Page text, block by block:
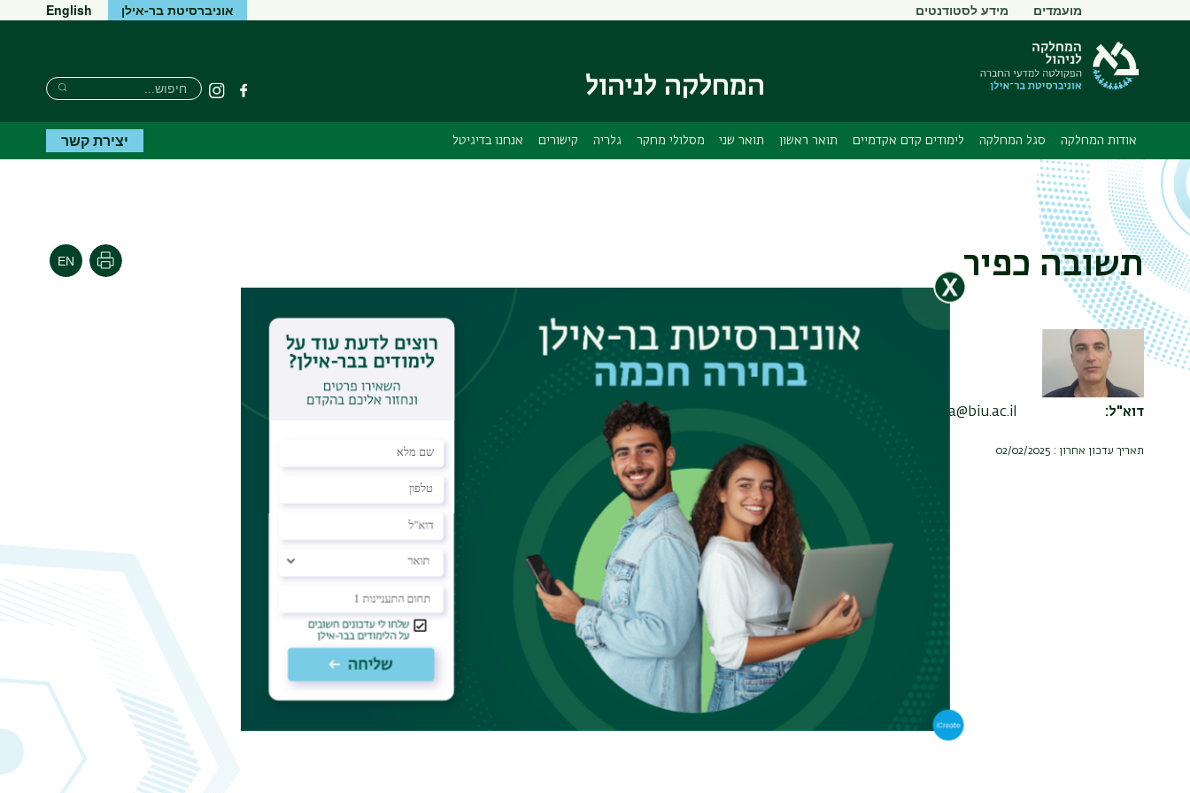
ראשי
תפריט
משני
מועמדים מידע לסטודנטים אוניברסיטת בר-אילן English
המחלקה לניהול פייסבוקInstagram
חיפוש
Search
Search
אודות המחלקה סגל המחלקה לימודים קדם אקדמיים תואר ראשון תואר שני מסלולי מחקר גלריה קישורים אנחנו בדיגיטל יצירת קשר
תשובה כפיר הדפסה
דוא"ל kfir.tshuva@biu.ac.il
תאריך עדכון אחרון : 02/02/2025